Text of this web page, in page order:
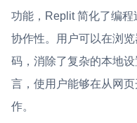
功能，Replit 简化了编
协作性。用户可以在浏
码，消除了复杂的本地
言，使用户能够在从网
作。